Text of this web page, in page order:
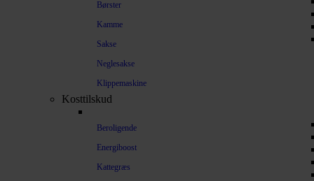
Børster
Kamme
Sakse
Neglesakse
Klippemaskine
Kosttilskud
Beroligende
Energiboost
Kattegræs